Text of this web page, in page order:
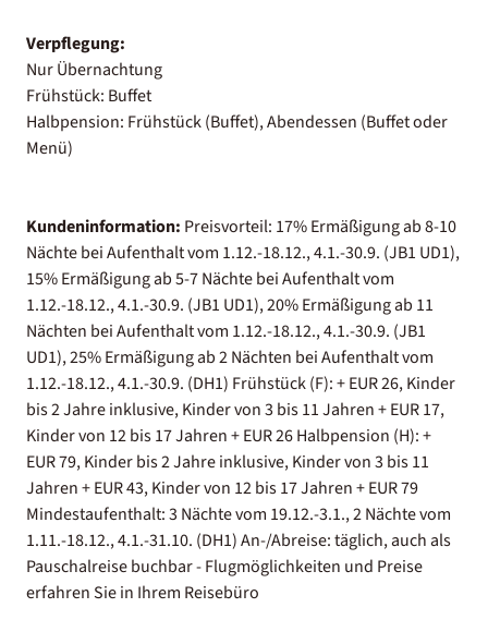
Verpflegung:
Nur Übernachtung
Frühstück: Buffet
Halbpension: Frühstück (Buffet), Abendessen (Buffet oder
Menü)
Kundeninformation: Preisvorteil: 17% Ermäßigung ab 8-10
Nächte bei Aufenthalt vom 1.12.-18.12., 4.1.-30.9. (JB1 UD1),
15% Ermäßigung ab 5-7 Nächte bei Aufenthalt vom
1.12.-18.12., 4.1.-30.9. (JB1 UD1), 20% Ermäßigung ab 11
Nächten bei Aufenthalt vom 1.12.-18.12., 4.1.-30.9. (JB1
UD1), 25% Ermäßigung ab 2 Nächten bei Aufenthalt vom
1.12.-18.12., 4.1.-30.9. (DH1) Frühstück (F): + EUR 26, Kinder
bis 2 Jahre inklusive, Kinder von 3 bis 11 Jahren + EUR 17,
Kinder von 12 bis 17 Jahren + EUR 26 Halbpension (H): +
EUR 79, Kinder bis 2 Jahre inklusive, Kinder von 3 bis 11
Jahren + EUR 43, Kinder von 12 bis 17 Jahren + EUR 79
Mindestaufenthalt: 3 Nächte vom 19.12.-3.1., 2 Nächte vom
1.11.-18.12., 4.1.-31.10. (DH1) An-/Abreise: täglich, auch als
Pauschalreise buchbar - Flugmöglichkeiten und Preise
erfahren Sie in Ihrem Reisebüro